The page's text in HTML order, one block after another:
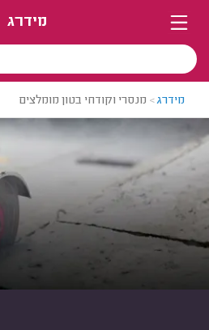
מידרג
מידרג> מנסרי וקודחי בטון מומלצים